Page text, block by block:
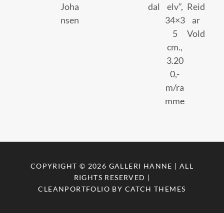
Joha
nsen
dal
elv”,
34×3
5
cm.,
3.20
0,-
m/ra
mme
Reid
ar
Vold
COPYRIGHT © 2026 GALLERI HANNE | ALL
RIGHTS RESERVED |
CLEANPORTFOLIO BY CATCH THEMES